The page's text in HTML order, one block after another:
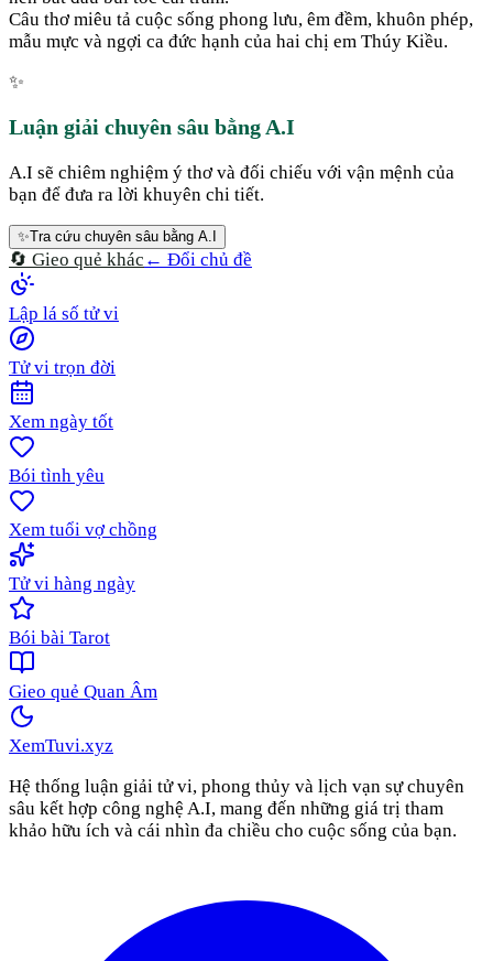
Câu thơ miêu tả cuộc sống phong lưu, êm đềm, khuôn phép,
mẫu mực và ngợi ca đức hạnh của hai chị em Thúy Kiều.
✨
Luận giải chuyên sâu bằng A.I
A.I sẽ chiêm nghiệm ý thơ và đối chiếu với vận mệnh của
bạn để đưa ra lời khuyên chi tiết.
✨Tra cứu chuyên sâu bằng A.I
🔄 Gieo quẻ khác ← Đổi chủ đề
Lập lá số tử vi
Tử vi trọn đời
Xem ngày tốt
Bói tình yêu
Xem tuổi vợ chồng
Tử vi hàng ngày
Bói bài Tarot
Gieo quẻ Quan Âm
XemTuvi.xyz
Hệ thống luận giải tử vi, phong thủy và lịch vạn sự chuyên
sâu kết hợp công nghệ A.I, mang đến những giá trị tham
khảo hữu ích và cái nhìn đa chiều cho cuộc sống của bạn.